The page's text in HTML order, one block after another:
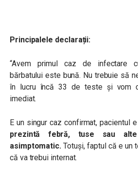
Principalele declarații:
“Avem primul caz de infectare
bărbatului este bună. Nu trebuie să
în lucru încă 33 de teste și vom
imediat.
E un singur caz confirmat, pacientul
prezintă febră, tuse sau alte
asimptomatic. Totuși, faptul că e un
că va trebui internat.